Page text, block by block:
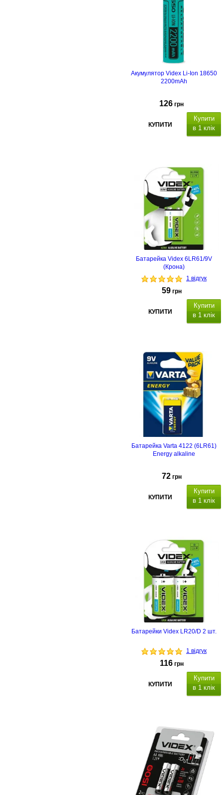
Акумулятор Videx Li-Ion 18650
2200mAh
126 грн
КУПИТИ
Купити
в 1 клік
Батарейка Videx 6LR61/9V
(Крона)
1 відгук
59 грн
КУПИТИ
Купити
в 1 клік
Батарейка Varta 4122 (6LR61)
Energy alkaline
72 грн
КУПИТИ
Купити
в 1 клік
Батарейки Videx LR20/D 2 шт.
1 відгук
116 грн
КУПИТИ
Купити
в 1 клік